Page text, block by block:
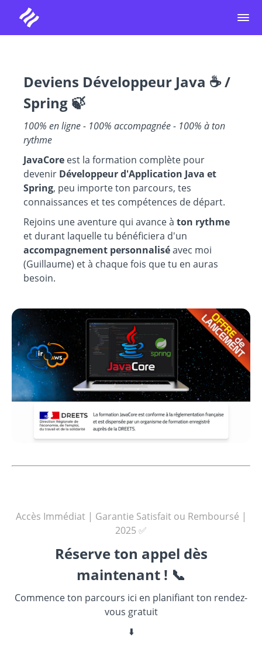
Deviens Développeur Java ☕ /
Spring 🍃
100% en ligne - 100% accompagnée - 100% à ton
rythme
JavaCore est la formation complète pour
devenir Développeur d'Application Java et
Spring, peu importe ton parcours, tes
connaissances et tes compétences de départ.
Rejoins une aventure qui avance à ton rythme
et durant laquelle tu bénéficiera d'un
accompagnement personnaliséavec moi
(Guillaume) et à chaque fois que tu en auras
besoin.
Accès Immédiat | Garantie Satisfait ou Remboursé |
2025 ✅
Réserve ton appel dès
maintenant ! 📞
Commence ton parcours ici en planifiant ton rendez-
vous gratuit
⬇️